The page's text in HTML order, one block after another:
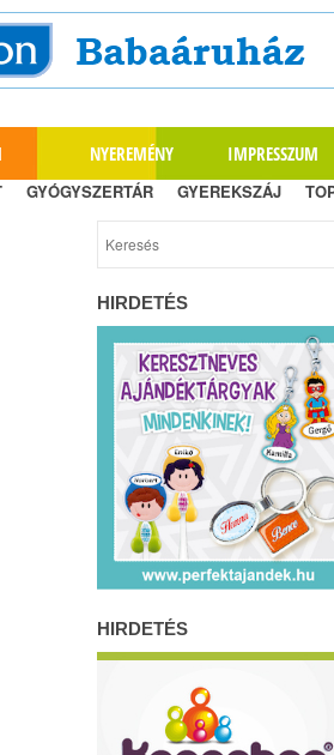
NYEREMÉNY IMPRESSZUM
GYÓGYSZERTÁR GYEREKSZÁJ
HIRDETÉS
HIRDETÉS